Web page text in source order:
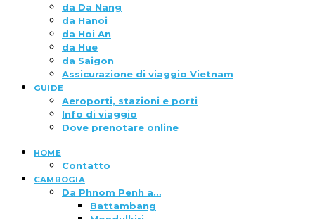
da Da Nang
da Hanoi
da Hoi An
da Hue
da Saigon
Assicurazione di viaggio Vietnam
GUIDE
Aeroporti, stazioni e porti
Info di viaggio
Dove prenotare online
HOME
Contatto
CAMBOGIA
Da Phnom Penh a…
Battambang